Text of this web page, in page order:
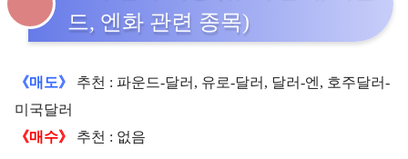
드, 엔화 관련 종목)
《매도》
추천 : 파운드-달러, 유로-달러, 달러-엔, 호주달러-
미국달러
《매수》
추천 : 없음